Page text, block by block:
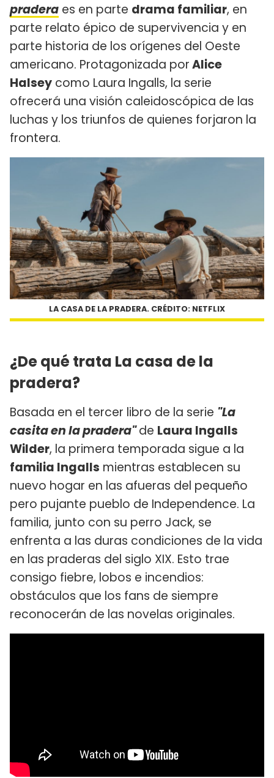
pradera es en parte drama familiar, en
parte relato épico de supervivencia y en
parte historia de los orígenes del Oeste
americano. Protagonizada porAlice
Halsey como Laura Ingalls, la serie
ofrecerá una visión caleidoscópica de las
luchas y los triunfos de quienes forjaron la
frontera.
LA CASA DE LA PRADERA. CRÉDITO: NETFLIX
¿De qué trata La casa de la
pradera?
Basada en el tercer libro de la serie "La
casita en la pradera"de Laura Ingalls
Wilder, la primera temporada sigue a la
familia Ingalls mientras establecen su
nuevo hogar en las afueras del pequeño
pero pujante pueblo de Independence. La
familia, junto con su perro Jack, se
enfrenta a las duras condiciones de la vida
en las praderas del siglo XIX. Esto trae
consigo fiebre, lobos e incendios:
obstáculos que los fans de siempre
reconocerán de las novelas originales.